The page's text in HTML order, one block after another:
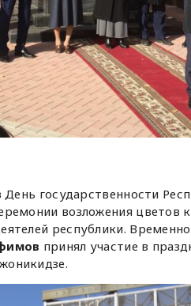
День государственности
возложения цветов
республики.
принял участие в